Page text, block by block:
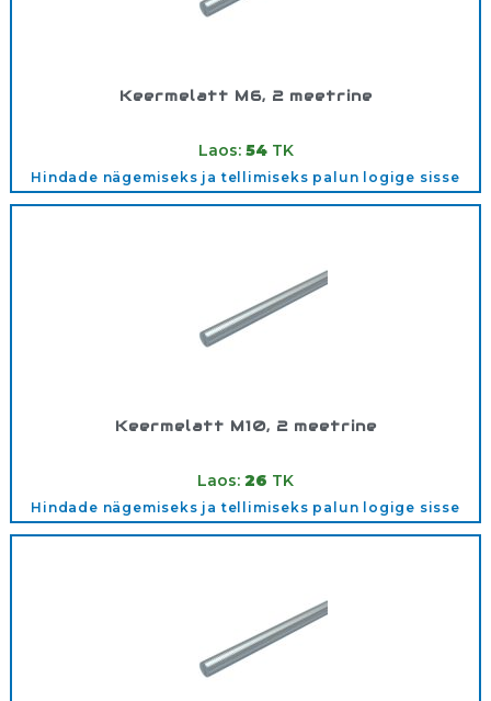
Keermelatt M6, 2 meetrine
Laos: 54TK
Hindade nägemiseks ja tellimiseks palun logige sisse
Keermelatt M10, 2 meetrine
Laos: 26 TK
Hindade nägemiseks ja tellimiseks palun logige sisse